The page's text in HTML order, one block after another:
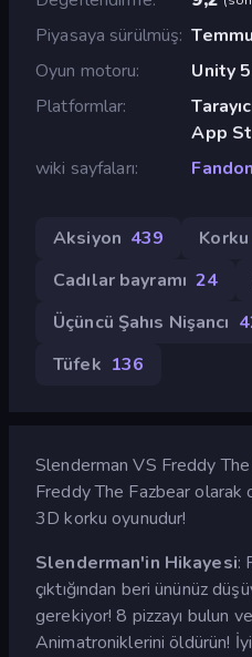
Piyasaya sürülmüş
Oyun motoru
Unity
Platformlar
App
wiki sayfaları
Aksiyon 439 Korku
Cadılar bayramı 24
Üçüncü Şahıs Nişancı
Tüfek 136
Slenderman VS Freddy
Freddy The Fazbear olarak
3D korku oyunudur!
Slenderman'in Hikayesi:
çıktığından beri ününüz
gerekiyor! 8 pizzayı bulun
Animatroniklerini öldürün!